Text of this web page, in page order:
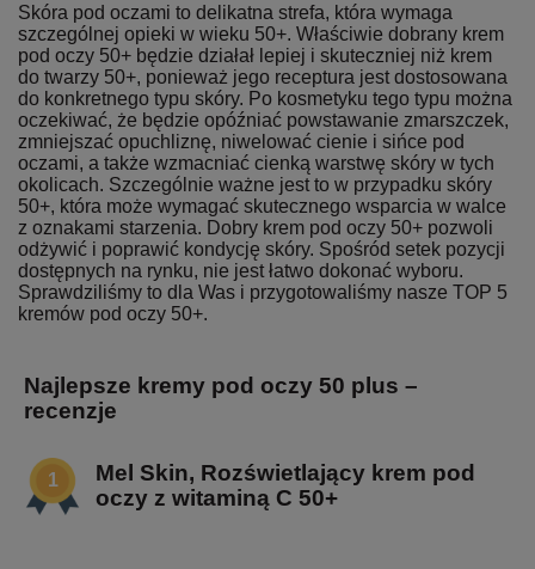
Skóra pod oczami to delikatna strefa, która wymaga
szczególnej opieki w wieku 50+. Właściwie dobrany krem
pod oczy 50+ będzie działał lepiej i skuteczniej niż krem
do twarzy 50+, ponieważ jego receptura jest dostosowana
do konkretnego typu skóry. Po kosmetyku tego typu można
oczekiwać, że będzie opóźniać powstawanie zmarszczek,
zmniejszać opuchliznę, niwelować cienie i sińce pod
oczami, a także wzmacniać cienką warstwę skóry w tych
okolicach. Szczególnie ważne jest to w przypadku skóry
50+, która może wymagać skutecznego wsparcia w walce
z oznakami starzenia. Dobry krem pod oczy 50+ pozwoli
odżywić i poprawić kondycję skóry. Spośród setek pozycji
dostępnych na rynku, nie jest łatwo dokonać wyboru.
Sprawdziliśmy to dla Was i przygotowaliśmy nasze TOP 5
kremów pod oczy 50+.
Najlepsze kremy pod oczy 50 plus –
recenzje
Mel Skin, Rozświetlający krem pod
oczy z witaminą C 50+